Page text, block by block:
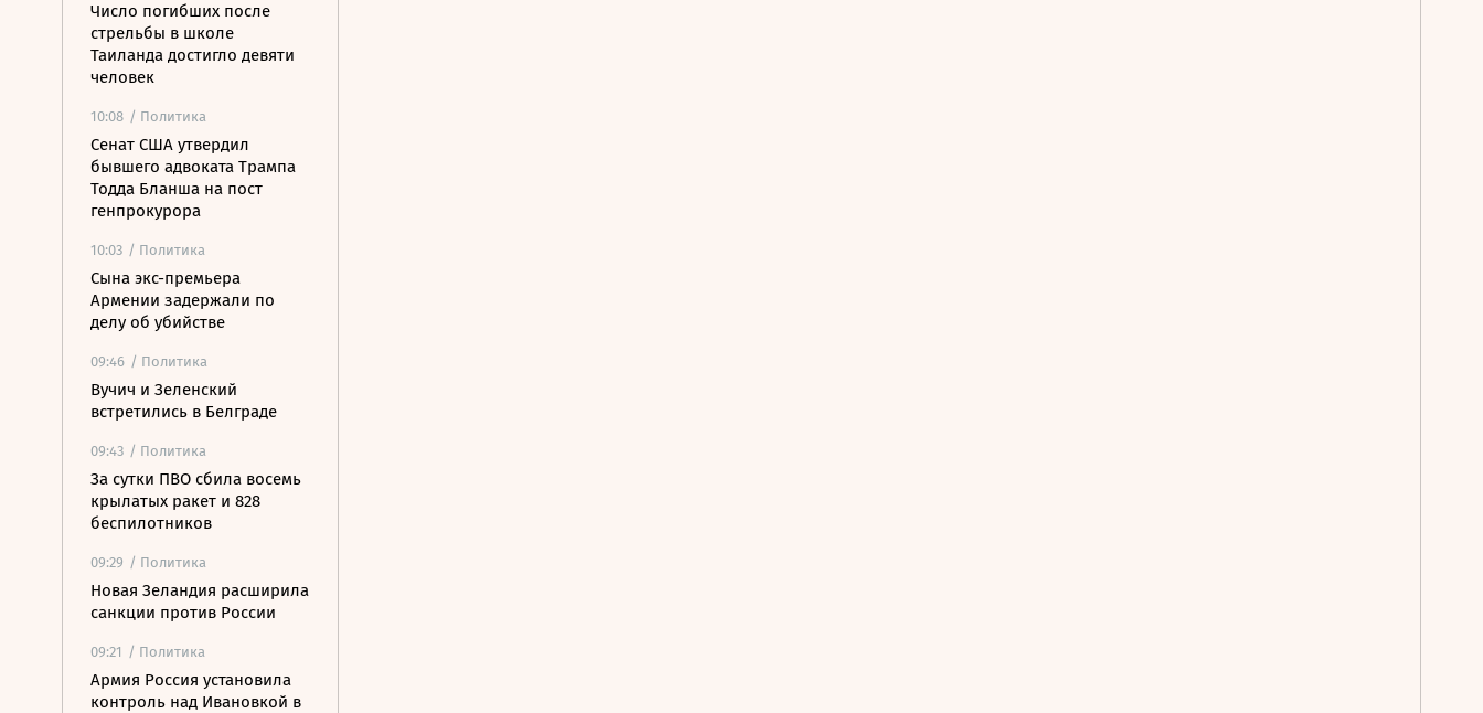
Число погибших после
стрельбы в школе
Таиланда достигло девяти
человек
10:08 / Политика
Сенат США утвердил
бывшего адвоката Трампа
Тодда Бланша на пост
генпрокурора
10:03 / Политика
Сына экс-премьера
Армении задержали по
делу об убийстве
09:46 / Политика
Вучич и Зеленский
встретились в Белграде
09:43 / Политика
За сутки ПВО сбила восемь
крылатых ракет и 828
беспилотников
09:29 / Политика
Новая Зеландия расширила
санкции против России
09:21 / Политика
Армия Россия установила
контроль над Ивановкой в